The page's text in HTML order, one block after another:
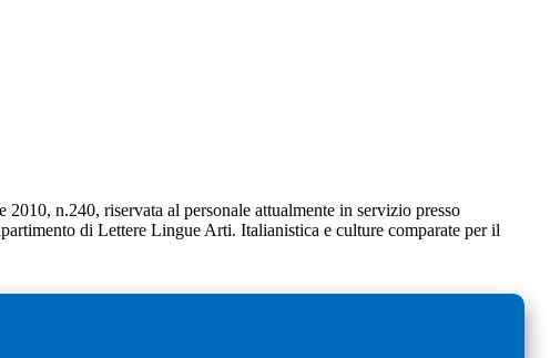
n.240, riservata al personale attualmente in servizio presso
di Lettere Lingue Arti. Italianistica e culture comparate per il